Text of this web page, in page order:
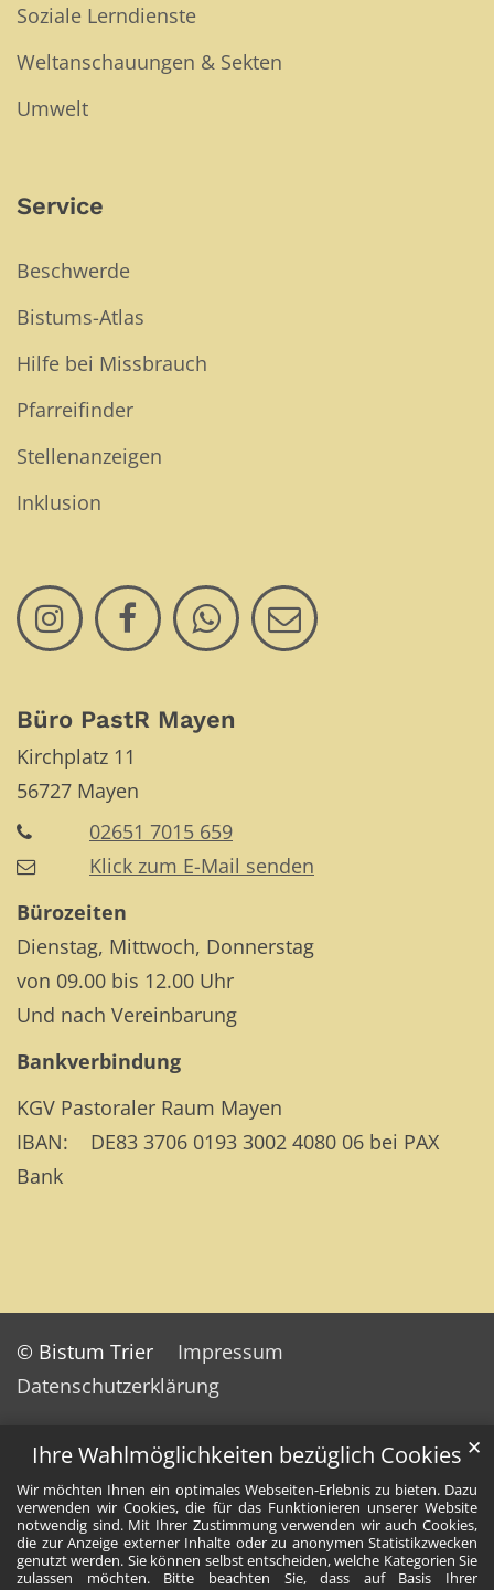
Ihre Wahlmöglichkeiten bezüglich Cookies
Wir möchten Ihnen ein optimales Webseiten-Erlebnis zu bieten. Dazu
verwenden wir Cookies, die für das Funktionieren unserer Website
notwendig sind. Mit Ihrer Zustimmung verwenden wir auch Cookies,
die zur Anzeige externer Inhalte oder zu anonymen Statistikzwecken
genutzt werden. Sie können selbst entscheiden, welche Kategorien Sie
zulassen möchten. Bitte beachten Sie, dass auf Basis Ihrer
✕
Soziale Lerndienste
Weltanschauungen & Sekten
Umwelt
Service
Beschwerde
Bistums-Atlas
Hilfe bei Missbrauch
Pfarreifinder
Stellenanzeigen
Inklusion
Büro PastR Mayen
Kirchplatz 11
56727 Mayen
02651 7015 659
Klick zum E-Mail senden
Bürozeiten
Dienstag, Mittwoch, Donnerstag
von 09.00 bis 12.00 Uhr
Und nach Vereinbarung
Bankverbindung
KGV Pastoraler Raum Mayen
IBAN: DE83 3706 0193 3002 4080 06 bei PAX
Bank
© Bistum Trier
Impressum
Datenschutzerklärung